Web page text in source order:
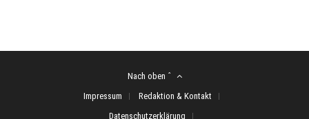
Nach oben ˆ
Impressum
Redaktion & Kontakt
Datenschutzerklärung